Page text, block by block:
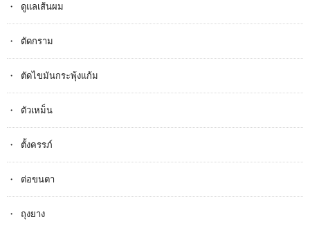
ดูแลเส้นผม
ตัดกราม
ตัดไขมันกระพุ้งแก้ม
ตัวเหม็น
ตั้งครรภ​์
ต่อขนตา
ถุงยาง